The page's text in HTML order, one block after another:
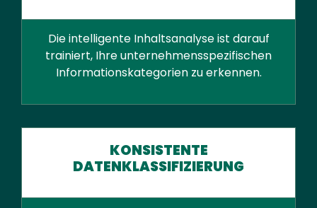
Die intelligente Inhaltsanalyse ist darauf
trainiert, Ihre unternehmensspezifischen
Informationskategorien zu erkennen.
KONSISTENTE
DATENKLASSIFIZIERUNG